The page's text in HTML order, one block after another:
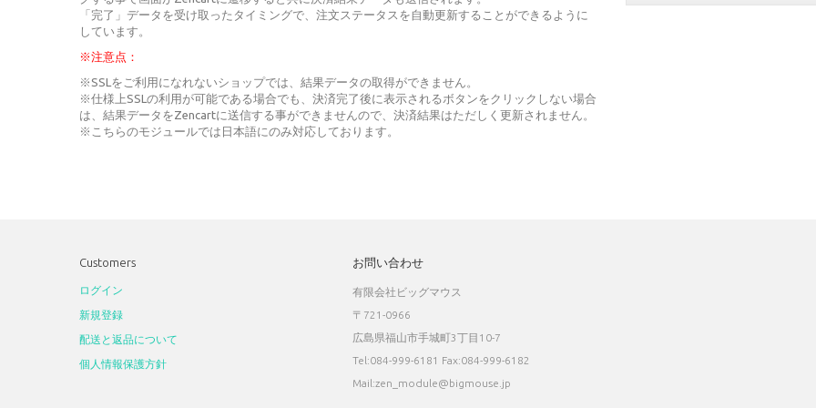
「完了」データを受け取ったタイミングで、注文ステータスを自動更新することができるように
しています。
※注意点：
※SSLをご利用になれないショップでは、結果データの取得ができません。
※仕様上SSLの利用が可能である場合でも、決済完了後に表示されるボタンをクリックしない場合
は、結果データをZencartに送信する事ができませんので、決済結果はただしく更新されません。
※こちらのモジュールでは日本語にのみ対応しております。
Customers
ログイン
新規登録
配送と返品について
個人情報保護方針
お問い合わせ
有限会社ビッグマウス
〒721-0966
広島県福山市手城町3丁目10-7
Tel:084-999-6181 Fax:084-999-6182
Mail:zen_module@bigmouse.jp